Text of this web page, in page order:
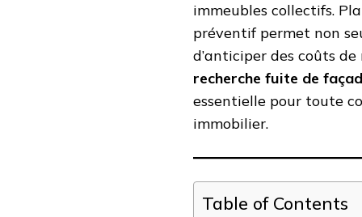
immeubles collectifs.
préventif permet non
d’anticiper des coûts
recherche fuite de
essentielle pour toute
immobilier.
Table of Contents